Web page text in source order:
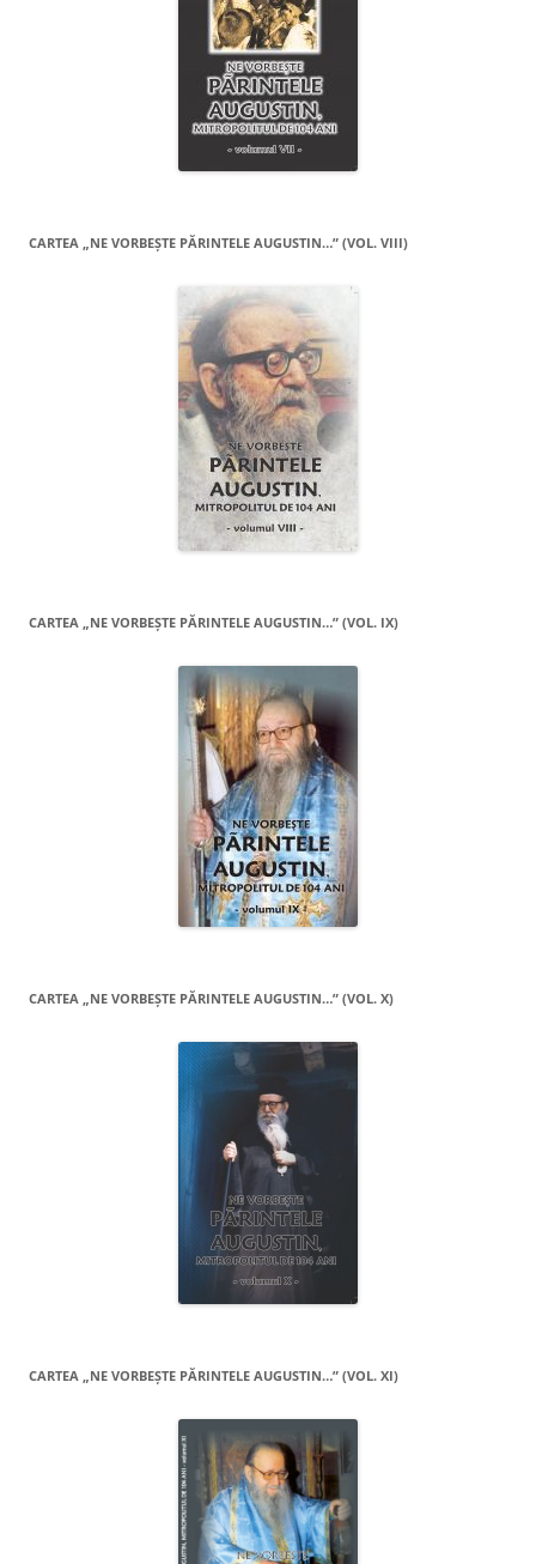
CARTEA „NE VORBEŞTE PĂRINTELE AUGUSTIN…” (VOL. VIII)
CARTEA „NE VORBEŞTE PĂRINTELE AUGUSTIN…” (VOL. IX)
CARTEA „NE VORBEŞTE PĂRINTELE AUGUSTIN…” (VOL. X)
CARTEA „NE VORBEŞTE PĂRINTELE AUGUSTIN…” (VOL. XI)